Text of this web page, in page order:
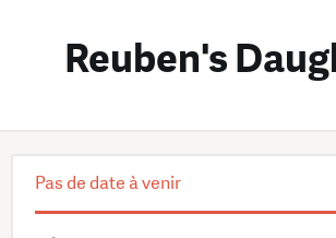
Reuben's
Pas de date à venir